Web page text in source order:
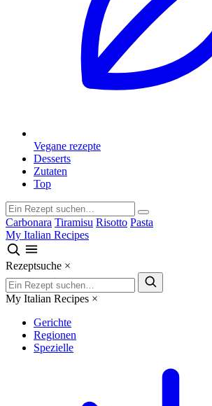
Vegane rezepte
Desserts
Zutaten
Top
Carbonara Tiramisu Risotto Pasta
My Italian Recipes
Rezeptsuche ×
My Italian Recipes ×
Gerichte
Regionen
Spezielle